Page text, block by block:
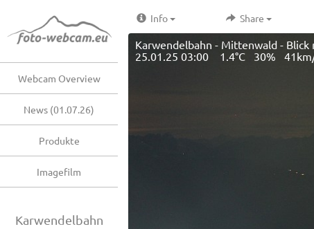
Webcam Overview
News (01.07.26)
Produkte
Imagefilm
Karwendelbahn
Info Share
Karwendelbahn - Mittenwald - Blick
25.01.25 03:00 1.4°C 30%